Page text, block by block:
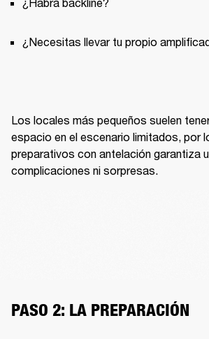
¿Necesitas llevar tu propio
Los locales más pequeños suelen
espacio en el escenario limitados, por
preparativos con antelación garantiza
complicaciones ni sorpresas.
PASO 2: LA PREPARACIÓN